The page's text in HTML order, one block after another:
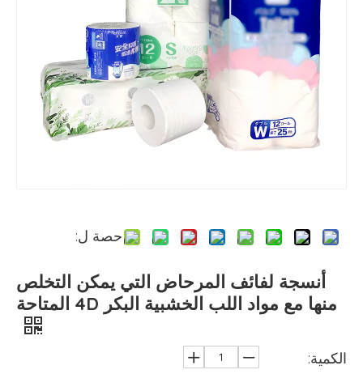
حصة ل:
أنسجة لفائف المرحاض التي يمكن التخلص
منها مع مواد اللب الخشبية البكر 4D المتاحة
الكمية: